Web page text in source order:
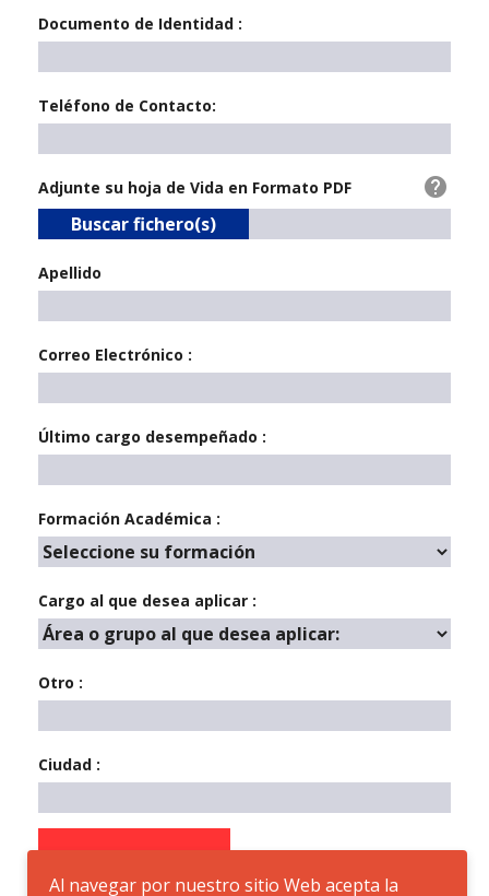
Documento de Identidad :
Teléfono de Contacto:
Adjunte su hoja de Vida en Formato PDF
Buscar fichero(s)
Apellido
Correo Electrónico :
Último cargo desempeñado :
Formación Académica :
Cargo al que desea aplicar :
Otro :
Ciudad :
Al navegar por nuestro sitio Web acepta la